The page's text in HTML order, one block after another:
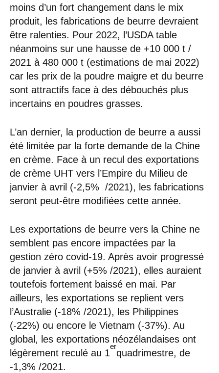
moins d’un fort changement dans le mix
produit, les fabrications de beurre devraient
être ralenties. Pour 2022, l’USDA table
néanmoins sur une hausse de +10 000 t /
2021 à 480 000 t (estimations de mai 2022)
car les prix de la poudre maigre et du beurre
sont attractifs face à des débouchés plus
incertains en poudres grasses.
L’an dernier, la production de beurre a aussi
été limitée par la forte demande de la Chine
en crème. Face à un recul des exportations
de crème UHT vers l’Empire du Milieu de
janvier à avril (-2,5% /2021), les fabrications
seront peut-être modifiées cette année.
Les exportations de beurre vers la Chine ne
semblent pas encore impactées par la
gestion zéro covid-19. Après avoir progressé
de janvier à avril (+5% /2021), elles auraient
toutefois fortement baissé en mai. Par
ailleurs, les exportations se replient vers
l’Australie (-18% /2021), les Philippines
(-22%) ou encore le Vietnam (-37%). Au
global, les exportations néozélandaises ont
légèrement reculé au 1
er
quadrimestre, de
-1,3% /2021.